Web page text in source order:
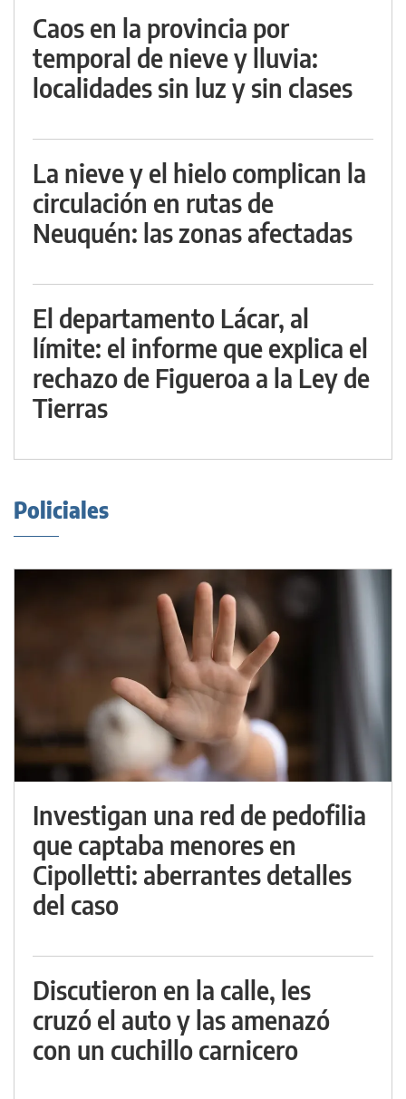
Caos en la provincia por
temporal de nieve y lluvia:
localidades sin luz y sin clases
La nieve y el hielo complican la
circulación en rutas de
Neuquén: las zonas afectadas
El departamento Lácar, al
límite: el informe que explica el
rechazo de Figueroa a la Ley de
Tierras
Policiales
Investigan una red de pedofilia
que captaba menores en
Cipolletti: aberrantes detalles
del caso
Discutieron en la calle, les
cruzó el auto y las amenazó
con un cuchillo carnicero